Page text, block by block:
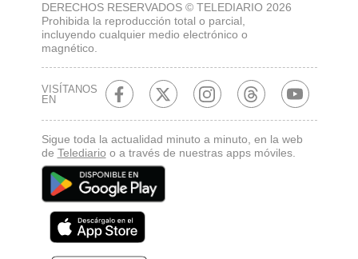
DERECHOS RESERVADOS © TELEDIARIO 2026
Prohibida la reproducción total o parcial,
incluyendo cualquier medio electrónico o
magnético.
VISÍTANOS
EN
Sigue toda la actualidad minuto a minuto, en la web
de Telediario o a través de nuestras apps móviles.